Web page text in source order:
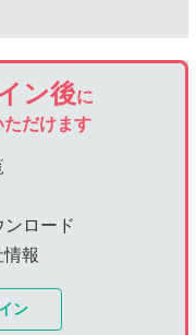
ン後に
だけます
ンロード
情報
ン